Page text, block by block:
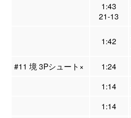
1:43
21-13
1:42
#11 境 3Pシュート×
1:24
1:14
1:14